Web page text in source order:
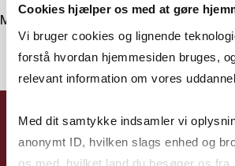
Cookies hjælper os med at gøre
Vi bruger cookies og lignende
forstå hvordan hjemmesiden bruges,
relevant information om vores
Med dit samtykke indsamler vi
anonymt ID, hvilken slags enhed og
os med, hvilket land du besøger os
Mød Stine